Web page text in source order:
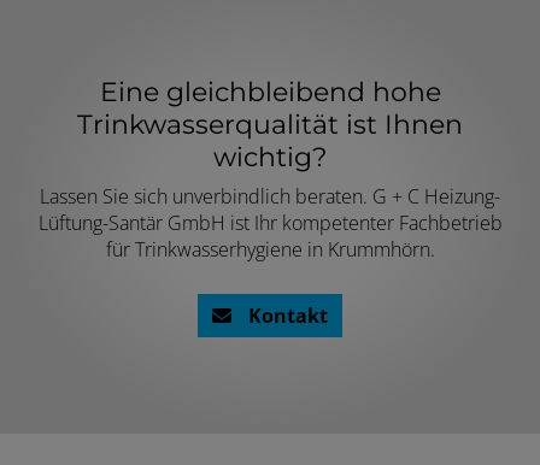
Eine gleichbleibend hohe
Trinkwasserqualität ist Ihnen
wichtig?
Lassen Sie sich unverbindlich beraten. G + C Heizung-
Lüftung-Santär GmbH ist Ihr kompetenter Fachbetrieb
für Trinkwasserhygiene in Krummhörn.
Kontakt